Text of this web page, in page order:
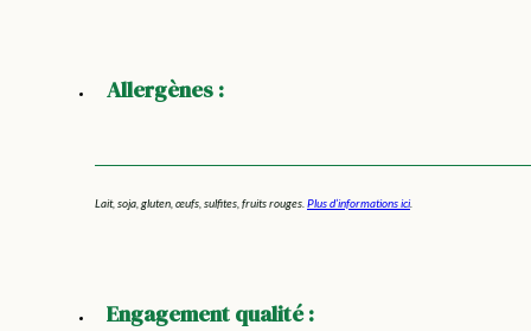
Allergènes :
Lait, soja, gluten, œufs, sulfites, fruits rouges. Plus d’informations ici.
Engagement qualité :